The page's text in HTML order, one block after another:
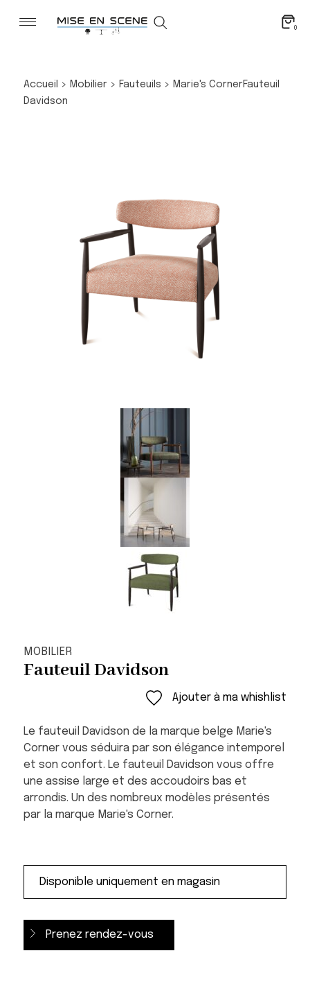
0
Accueil > Mobilier> Fauteuils > Marie's CornerFauteuil
Davidson
MOBILIER
Fauteuil Davidson
Ajouter à ma whishlist
Le fauteuil Davidson de la marque belge Marie's
Corner vous séduira par son élégance intemporel
et son confort. Le fauteuil Davidson vous offre
une assise large et des accoudoirs bas et
arrondis. Un des nombreux modèles présentés
par la marque Marie's Corner.
Prenez rendez-vous